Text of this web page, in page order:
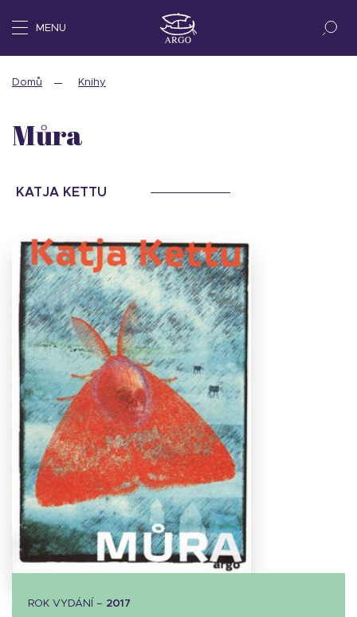
MENU
Domů Knihy
Můra
KATJA KETTU
ROK VYDÁNÍ – 2017